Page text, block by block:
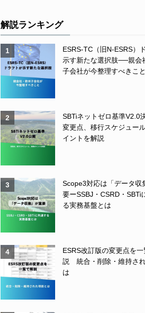
解説ランキング
1
ESRS-TC（旧N-ESRS）
示す新たな選択肢──親会
子会社が今整理すべきこと
2
SBTiネットゼロ基準V2.0
変更点、移行スケジュー
イントを解説
3
Scope3対応は「データ収
要ーSSBJ・CSRD・SBTi
る実務基盤とは
4
ESRS改訂版の変更点を
説 統合・削除・維持さ
は